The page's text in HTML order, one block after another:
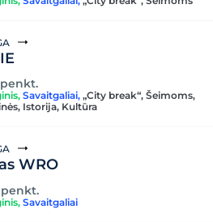
penkt.
, Savaitgaliai, „City break“, Šeimoms,
, Istorija, Kultūra
WRO
penkt.
, Savaitgaliai